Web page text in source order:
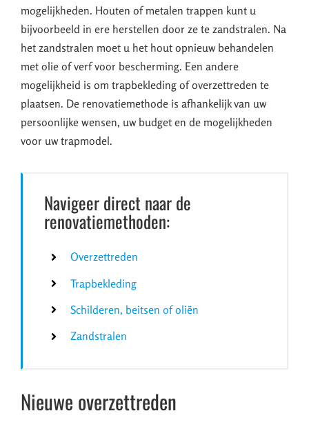
mogelijkheden. Houten of metalen trappen kunt u
bijvoorbeeld in ere herstellen door ze te zandstralen. Na
het zandstralen moet u het hout opnieuw behandelen
met olie of verf voor bescherming. Een andere
mogelijkheid is om trapbekleding of overzettreden te
plaatsen. De renovatiemethode is afhankelijk van uw
persoonlijke wensen, uw budget en de mogelijkheden
voor uw trapmodel.
Navigeer direct naar de
renovatiemethoden:
Overzettreden
Trapbekleding
Schilderen, beitsen of oliën
Zandstralen
Nieuwe overzettreden